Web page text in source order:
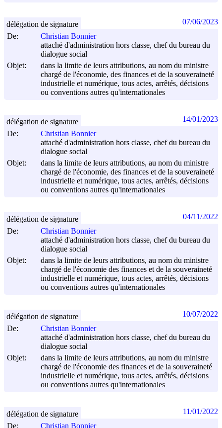
De:
Christian Bonnier
attaché d'administration hors classe, chef du bureau du
dialogue social
Objet:
dans la limite de leurs attributions, au nom du ministre
chargé de l'économie, des finances et de la souveraineté
industrielle et numérique, tous actes, arrêtés, décisions
ou conventions autres qu'internationales
délégation de signature 07/06/2023
De:
Christian Bonnier
attaché d'administration hors classe, chef du bureau du
dialogue social
Objet:
dans la limite de leurs attributions, au nom du ministre
chargé de l'économie, des finances et de la souveraineté
industrielle et numérique, tous actes, arrêtés, décisions
ou conventions autres qu'internationales
délégation de signature 14/01/2023
De:
Christian Bonnier
attaché d'administration hors classe, chef du bureau du
dialogue social
Objet:
dans la limite de leurs attributions, au nom du ministre
chargé de l'économie des finances et de la souveraineté
industrielle et numérique, tous actes, arrêtés, décisions
ou conventions autres qu'internationales
délégation de signature 04/11/2022
De:
Christian Bonnier
attaché d'administration hors classe, chef du bureau du
dialogue social
Objet:
dans la limite de leurs attributions, au nom du ministre
chargé de l'économie des finances et de la souveraineté
industrielle et numérique, tous actes, arrêtés, décisions
ou conventions autres qu'internationales
délégation de signature 10/07/2022
De: Christian Bonnier
délégation de signature 11/01/2022